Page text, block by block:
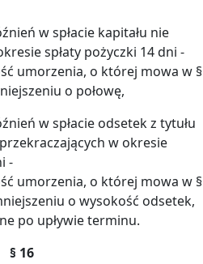
w spłacie kapitału nie
spłaty pożyczki 14 dni -
umorzenia, o której mowa w §
o połowę,
w spłacie odsetek z tytułu
w okresie
-
umorzenia, o której mowa w §
o wysokość odsetek,
po upływie terminu.
§ 16